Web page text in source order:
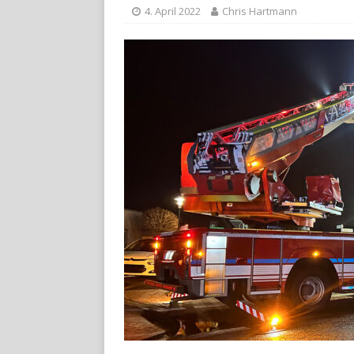
4. April 2022 Chris Hartmann